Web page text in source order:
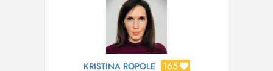
KRISTINA ROPOLE 165